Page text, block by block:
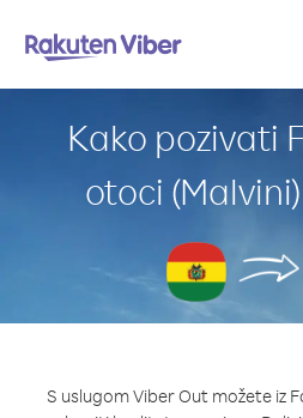
Kako pozivati
otoci
S uslugom Viber Out možete iz